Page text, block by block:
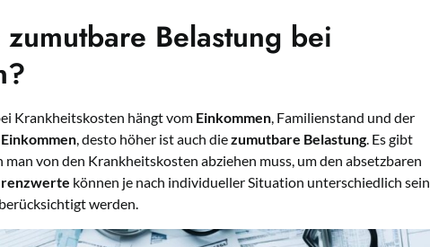
Belastung bei
Krankheitskosten hängt vom Einkommen, Familienstand und der
Einkommen, desto höher ist auch diezumutbare Belastung. Es gibt
von den Krankheitskosten abziehen muss, um den absetzbaren
können je nach individueller Situation unterschiedlich sein
werden.